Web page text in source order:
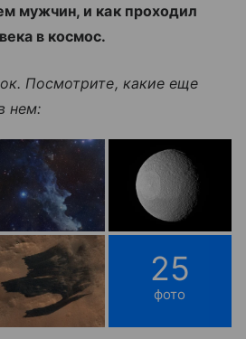
мужчин, и как проходил
в космос.
Посмотрите, какие еще
нем:
25
фото